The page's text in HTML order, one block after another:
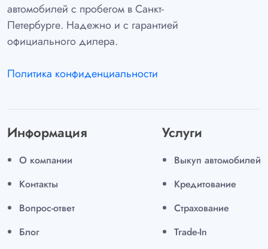
автомобилей с пробегом в Санкт-
Петербурге. Надежно и с гарантией
официального дилера.
Политика конфиденциальности
Информация
О компании
Контакты
Вопрос-ответ
Блог
Услуги
Выкуп автомобилей
Кредитование
Страхование
Trade-In